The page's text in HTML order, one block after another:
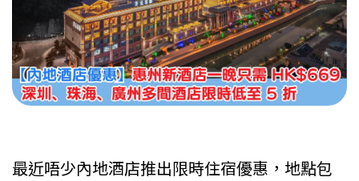
最近唔少內地酒店推出限時住宿優惠，地點包